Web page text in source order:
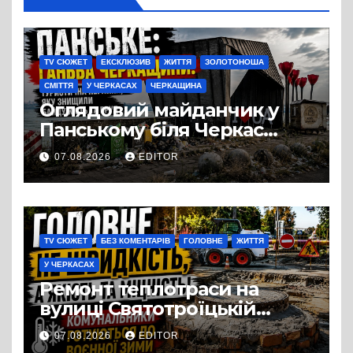
TV СЮЖЕТ ЕКСКЛЮЗИВ ЖИТТЯ ЗОЛОТОНОША
СМІТТЯ У ЧЕРКАСАХ ЧЕРКАЩИНА
Оглядовий майданчик у
Панському біля Черкас
перетворився на занедбане
сміттєзвалище
07.08.2026 EDITOR
TV СЮЖЕТ БЕЗ КОМЕНТАРІВ ГОЛОВНЕ ЖИТТЯ
У ЧЕРКАСАХ
Ремонт теплотраси на
вулиці Святотроїцькій
затягнувся порівняно із
запланованими термінами.
07.08.2026 EDITOR